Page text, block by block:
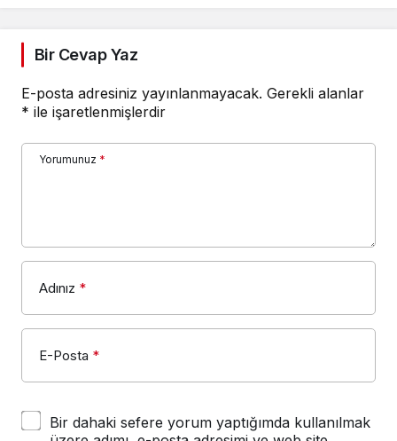
Bir Cevap Yaz
E-posta adresiniz yayınlanmayacak. Gerekli alanlar
* ile işaretlenmişlerdir
Yorumunuz *
Adınız *
E-Posta *
Bir dahaki sefere yorum yaptığımda kullanılmak